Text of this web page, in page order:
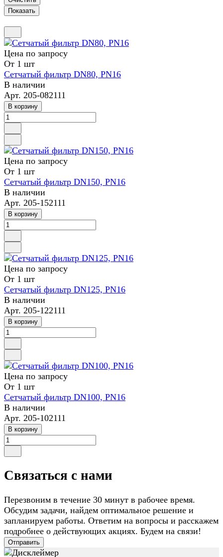
Цена по запросу
От 1 шт
Сетчатый фильтр DN80, PN16
В наличии
Арт. 205-082111
В корзину
Цена по запросу
От 1 шт
Сетчатый фильтр DN150, PN16
В наличии
Арт. 205-152111
В корзину
Цена по запросу
От 1 шт
Сетчатый фильтр DN125, PN16
В наличии
Арт. 205-122111
В корзину
Цена по запросу
От 1 шт
Сетчатый фильтр DN100, PN16
В наличии
Арт. 205-102111
В корзину
Связаться с нами
Перезвоним в течение 30 минут в рабочее время.
Обсудим задачи, найдем оптимальное решение и
запланируем работы. Ответим на вопросы и расскажем
подробнее о действующих акциях. Будем на связи!
Отправить